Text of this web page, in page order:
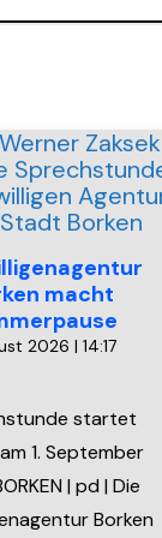
macht
2026 | 14:17
startet
1. September
| pd | Die
Borken